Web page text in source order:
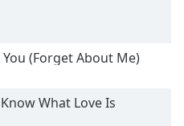
(Forget About Me)
What Love Is